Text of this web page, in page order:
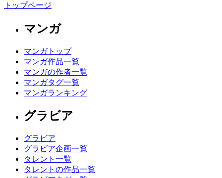
トップページ
マンガ
マンガトップ
マンガ作品一覧
マンガの作者一覧
マンガタグ一覧
マンガランキング
グラビア
グラビア
グラビア企画一覧
タレント一覧
タレントの作品一覧